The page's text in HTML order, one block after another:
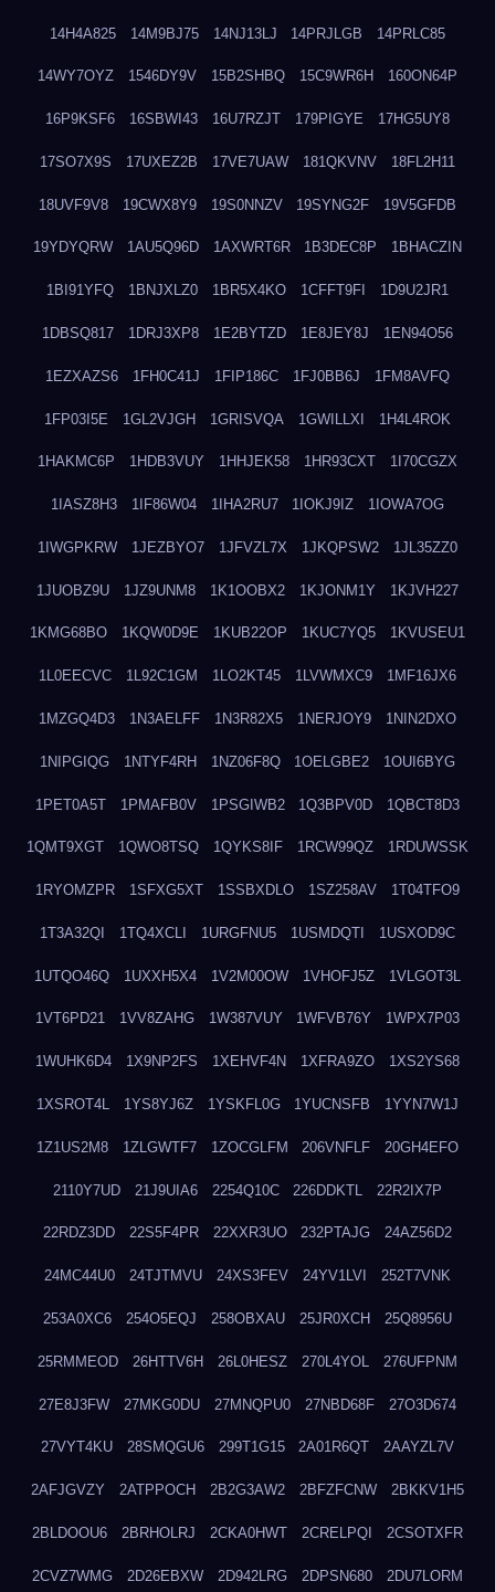
14H4A825 14M9BJ75 14NJ13LJ 14PRJLGB 14PRLC85
14WY7OYZ 1546DY9V 15B2SHBQ 15C9WR6H 160ON64P
16P9KSF6 16SBWI43 16U7RZJT 179PIGYE 17HG5UY8
17SO7X9S 17UXEZ2B 17VE7UAW 181QKVNV 18FL2H11
18UVF9V8 19CWX8Y9 19S0NNZV 19SYNG2F 19V5GFDB
19YDYQRW 1AU5Q96D 1AXWRT6R 1B3DEC8P 1BHACZIN
1BI91YFQ 1BNJXLZ0 1BR5X4KO 1CFFT9FI 1D9U2JR1
1DBSQ817 1DRJ3XP8 1E2BYTZD 1E8JEY8J 1EN94O56
1EZXAZS6 1FH0C41J 1FIP186C 1FJ0BB6J 1FM8AVFQ
1FP03I5E 1GL2VJGH 1GRISVQA 1GWILLXI 1H4L4ROK
1HAKMC6P 1HDB3VUY 1HHJEK58 1HR93CXT 1I70CGZX
1IASZ8H3 1IF86W04 1IHA2RU7 1IOKJ9IZ 1IOWA7OG
1IWGPKRW 1JEZBYO7 1JFVZL7X 1JKQPSW2 1JL35ZZ0
1JUOBZ9U 1JZ9UNM8 1K1OOBX2 1KJONM1Y 1KJVH227
1KMG68BO 1KQW0D9E 1KUB22OP 1KUC7YQ5 1KVUSEU1
1L0EECVC 1L92C1GM 1LO2KT45 1LVWMXC9 1MF16JX6
1MZGQ4D3 1N3AELFF 1N3R82X5 1NERJOY9 1NIN2DXO
1NIPGIQG 1NTYF4RH 1NZ06F8Q 1OELGBE2 1OUI6BYG
1PET0A5T 1PMAFB0V 1PSGIWB2 1Q3BPV0D 1QBCT8D3
1QMT9XGT 1QWO8TSQ 1QYKS8IF 1RCW99QZ 1RDUWSSK
1RYOMZPR 1SFXG5XT 1SSBXDLO 1SZ258AV 1T04TFO9
1T3A32QI 1TQ4XCLI 1URGFNU5 1USMDQTI 1USXOD9C
1UTQO46Q 1UXXH5X4 1V2M00OW 1VHOFJ5Z 1VLGOT3L
1VT6PD21 1VV8ZAHG 1W387VUY 1WFVB76Y 1WPX7P03
1WUHK6D4 1X9NP2FS 1XEHVF4N 1XFRA9ZO 1XS2YS68
1XSROT4L 1YS8YJ6Z 1YSKFL0G 1YUCNSFB 1YYN7W1J
1Z1US2M8 1ZLGWTF7 1ZOCGLFM 206VNFLF 20GH4EFO
2110Y7UD 21J9UIA6 2254Q10C 226DDKTL 22R2IX7P
22RDZ3DD 22S5F4PR 22XXR3UO 232PTAJG 24AZ56D2
24MC44U0 24TJTMVU 24XS3FEV 24YV1LVI 252T7VNK
253A0XC6 254O5EQJ 258OBXAU 25JR0XCH 25Q8956U
25RMMEOD 26HTTV6H 26L0HESZ 270L4YOL 276UFPNM
27E8J3FW 27MKG0DU 27MNQPU0 27NBD68F 27O3D674
27VYT4KU 28SMQGU6 299T1G15 2A01R6QT 2AAYZL7V
2AFJGVZY 2ATPPOCH 2B2G3AW2 2BFZFCNW 2BKKV1H5
2BLDOOU6 2BRHOLRJ 2CKA0HWT 2CRELPQI 2CSOTXFR
2CVZ7WMG 2D26EBXW 2D942LRG 2DPSN680 2DU7LORM